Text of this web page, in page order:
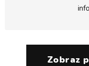
Zobraz